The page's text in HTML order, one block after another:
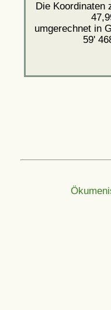
Die Koordinaten
umgerechnet in
59'